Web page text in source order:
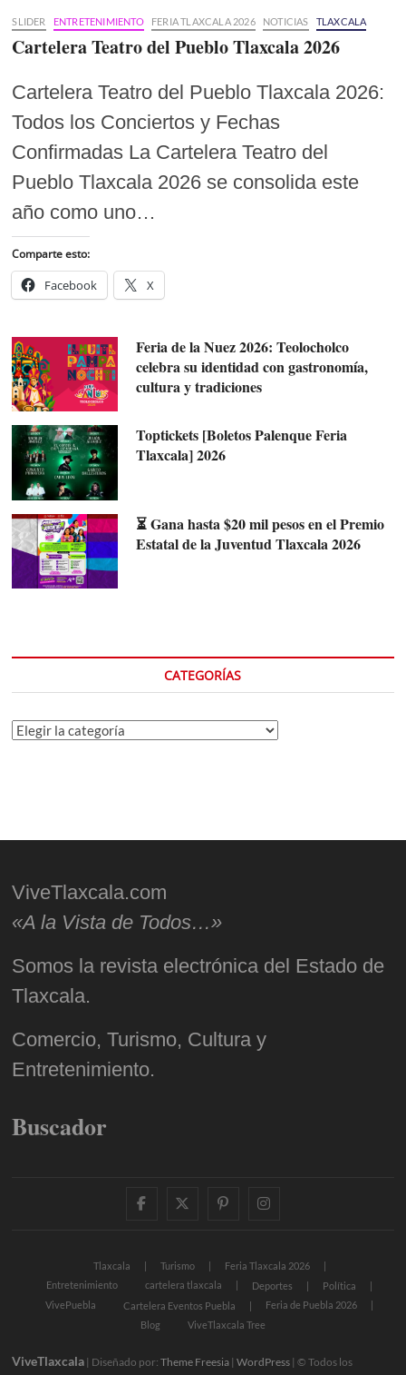
SLIDER ENTRETENIMIENTO FERIA TLAXCALA 2026 NOTICIAS TLAXCALA
Cartelera Teatro del Pueblo Tlaxcala 2026
Cartelera Teatro del Pueblo Tlaxcala 2026:
Todos los Conciertos y Fechas
Confirmadas La Cartelera Teatro del
Pueblo Tlaxcala 2026 se consolida este
año como uno…
Comparte esto:
Facebook X
Feria de la Nuez 2026: Teolocholco
celebra su identidad con gastronomía,
cultura y tradiciones
Toptickets [Boletos Palenque Feria
Tlaxcala] 2026
⏳ Gana hasta $20 mil pesos en el Premio
Estatal de la Juventud Tlaxcala 2026
CATEGORÍAS
Categorías
ViveTlaxcala.com
«A la Vista de Todos…»
Somos la revista electrónica del Estado de
Tlaxcala.
Comercio, Turismo, Cultura y
Entretenimiento.
Buscador
facebooktwitter
pinterestinstagram
Tlaxcala Turismo
Feria Tlaxcala 2026
Entretenimiento
cartelera tlaxcala Deportes
Política
VivePuebla
Cartelera Eventos Puebla
Feria de Puebla 2026
Blog
ViveTlaxcala Tree
ViveTlaxcala | Diseñado por:Theme Freesia |WordPress | © Todos los